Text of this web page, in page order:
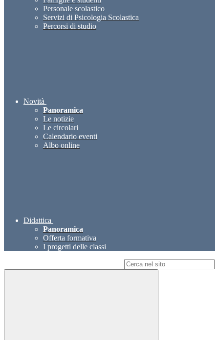
Personale scolastico
Servizi di Psicologia Scolastica
Percorsi di studio
Novità
Panoramica
Le notizie
Le circolari
Calendario eventi
Albo online
Didattica
Panoramica
Offerta formativa
I progetti delle classi